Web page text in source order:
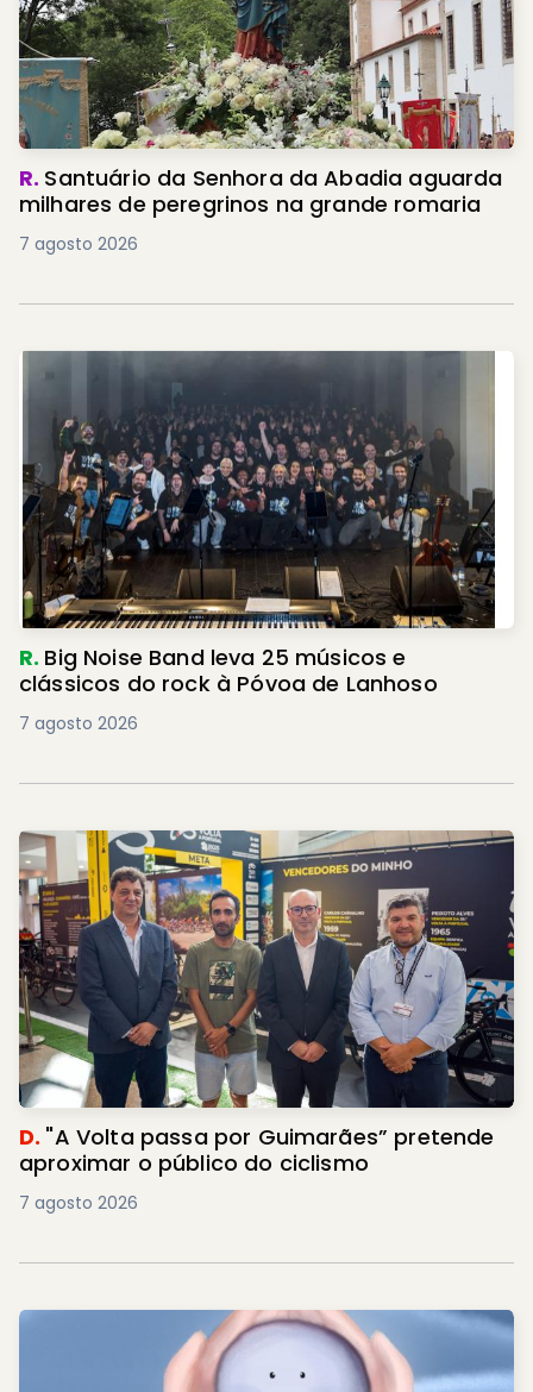
R. Santuário da Senhora da Abadia aguarda
milhares de peregrinos na grande romaria
7 agosto 2026
R. Big Noise Band leva 25 músicos e
clássicos do rock à Póvoa de Lanhoso
7 agosto 2026
D. "A Volta passa por Guimarães” pretende
aproximar o público do ciclismo
7 agosto 2026